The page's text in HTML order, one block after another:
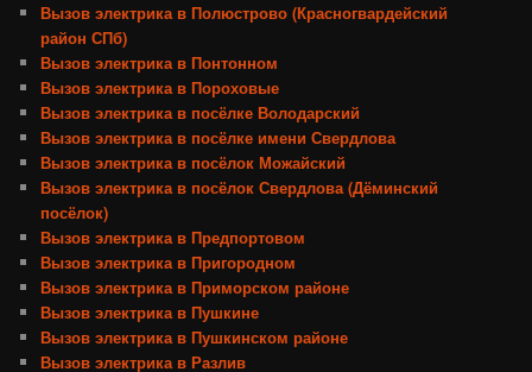
Вызов электрика в Полюстрово (Красногвардейский
район СПб)
Вызов электрика в Понтонном
Вызов электрика в Пороховые
Вызов электрика в посёлке Володарский
Вызов электрика в посёлке имени Свердлова
Вызов электрика в посёлок Можайский
Вызов электрика в посёлок Свердлова (Дёминский
посёлок)
Вызов электрика в Предпортовом
Вызов электрика в Пригородном
Вызов электрика в Приморском районе
Вызов электрика в Пушкине
Вызов электрика в Пушкинском районе
Вызов электрика в Разлив